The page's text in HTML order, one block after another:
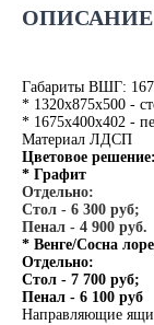
ОПИСАНИЕ
Габариты ВШГ:
* 1320х875х500 -
* 1675х400х402 -
Материал ЛДСП
Цветовое решение:
* Графит
Отдельно:
Стол - 6 300 руб;
Пенал - 4 900 руб.
* Венге/Сосна
Отдельно:
Стол - 7 700 руб;
Пенал - 6 100 руб
Направляющие